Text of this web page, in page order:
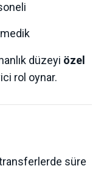
düzeyi özel
rol oynar.
süre